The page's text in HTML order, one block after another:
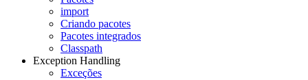
import
Criando pacotes
Pacotes integrados
Classpath
Exception Handling
Exceções